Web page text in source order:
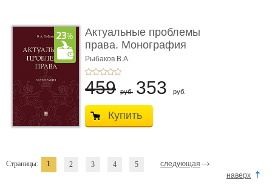
Актуальные проблемы
права. Монография
Рыбаков В.А.
459 руб. 353 руб.
Купить
Страницы: 1 2 3 4 5
следующая
наверх